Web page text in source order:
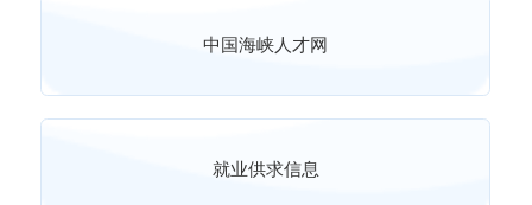
中国海峡人才网
就业供求信息